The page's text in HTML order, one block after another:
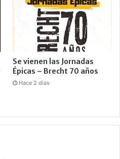
Se vienen las Jornadas
Épicas – Brecht 70 años
Hace 2 días